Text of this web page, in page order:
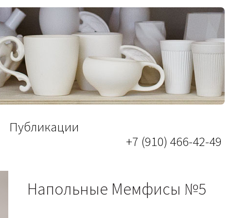
Публикации
+7 (910) 466-42-49
Напольные Мемфисы №5